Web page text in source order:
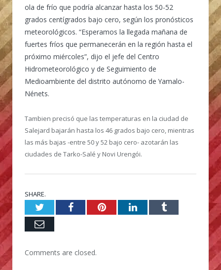
ola de frío que podría alcanzar hasta los 50-52
grados centígrados bajo cero, según los pronósticos
meteorológicos. “Esperamos la llegada mañana de
fuertes fríos que permanecerán en la región hasta el
próximo miércoles”, dijo el jefe del Centro
Hidrometeorológico y de Seguimiento de
Medioambiente del distrito autónomo de Yamalo-
Nénets.
Tambien precisó que las temperaturas en la ciudad de
Salejard bajarán hasta los 46 grados bajo cero, mientras
las más bajas -entre 50 y 52 bajo cero- azotarán las
ciudades de Tarko-Salé y Novi Urengói.
SHARE.
TwitterFacebookPinterestLinkedInTumblr
Email
Comments are closed.